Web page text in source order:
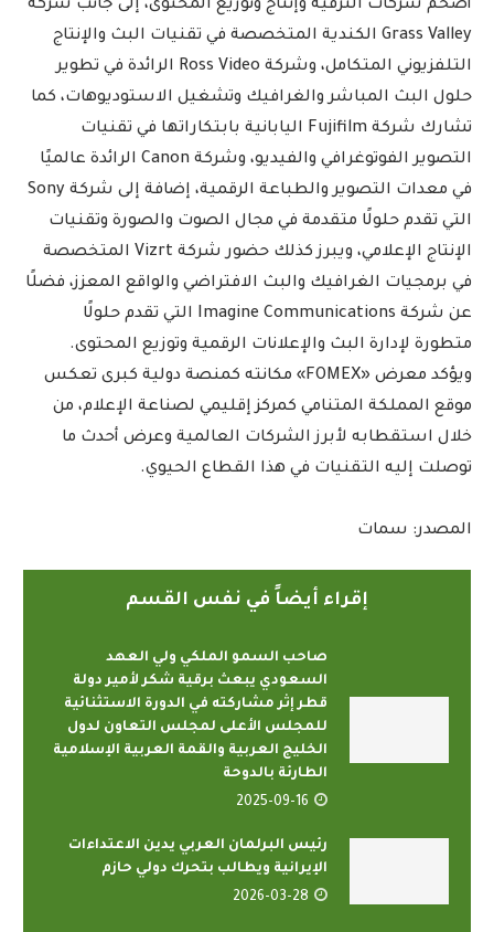
أضخم شركات الترفيه وإنتاج وتوزيع المحتوى، إلى جانب شركة
Grass Valley الكندية المتخصصة في تقنيات البث والإنتاج
التلفزيوني المتكامل، وشركة Ross Video الرائدة في تطوير
حلول البث المباشر والغرافيك وتشغيل الاستوديوهات، كما
تشارك شركة Fujifilm اليابانية بابتكاراتها في تقنيات
التصوير الفوتوغرافي والفيديو، وشركة Canon الرائدة عالميًا
في معدات التصوير والطباعة الرقمية، إضافة إلى شركة Sony
التي تقدم حلولًا متقدمة في مجال الصوت والصورة وتقنيات
الإنتاج الإعلامي، ويبرز كذلك حضور شركة Vizrt المتخصصة
في برمجيات الغرافيك والبث الافتراضي والواقع المعزز، فضلًا
عن شركة Imagine Communications التي تقدم حلولًا
متطورة لإدارة البث والإعلانات الرقمية وتوزيع المحتوى.
ويؤكد معرض «FOMEX» مكانته كمنصة دولية كبرى تعكس
موقع المملكة المتنامي كمركز إقليمي لصناعة الإعلام، من
خلال استقطابه لأبرز الشركات العالمية وعرض أحدث ما
توصلت إليه التقنيات في هذا القطاع الحيوي.
المصدر: سمات
إقراء أيضاً في نفس القسم
صاحب السمو الملكي ولي العهد
السعودي يبعث برقية شكر لأمير دولة
قطر إثر مشاركته في الدورة الاستثنائية
للمجلس الأعلى لمجلس التعاون لدول
الخليج العربية والقمة العربية الإسلامية
الطارئة بالدوحة
2025-09-16
رئيس البرلمان العربي يدين الاعتداءات
الإيرانية ويطالب بتحرك دولي حازم
2026-03-28